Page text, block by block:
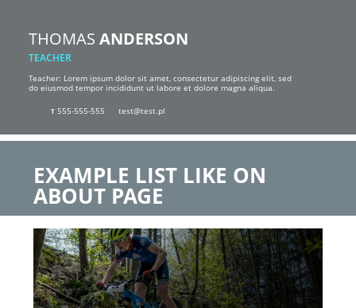
THOMAS ANDERSON
TEACHER
Teacher: Lorem ipsum dolor sit amet, consectetur adipiscing elit, sed
do eiusmod tempor incididunt ut labore et dolore magna aliqua.
T 555-555-555 test@test.pl
EXAMPLE LIST LIKE ON
ABOUT PAGE